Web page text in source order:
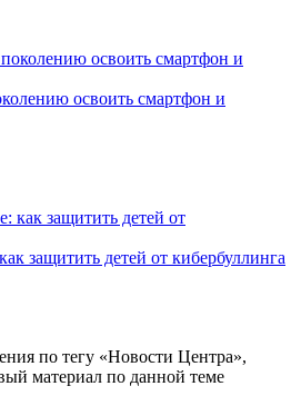
освоить смартфон и
защитить детей от кибербуллинга
по тегу «Новости Центра»,
материал по данной теме